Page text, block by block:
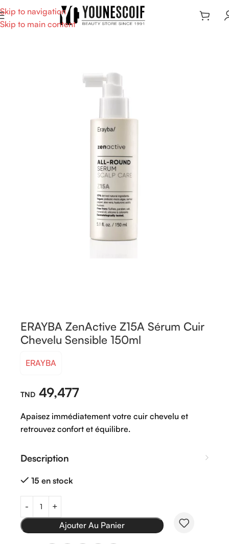
Skip to navigation
Skip to main content
ERAYBA ZenActive Z15A Sérum Cuir
Chevelu Sensible 150ml
ERAYBA
49,477
Apaisez immédiatement votre cuir chevelu et
retrouvez confort et équilibre.
Description
15 en stock
Ajouter Au Panier